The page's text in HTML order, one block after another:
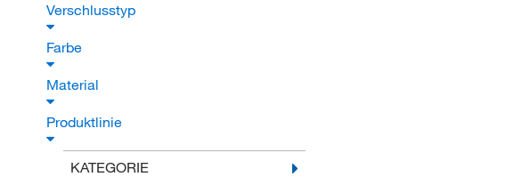
Verschlusstyp
Farbe
Material
Produktlinie
KATEGORIE